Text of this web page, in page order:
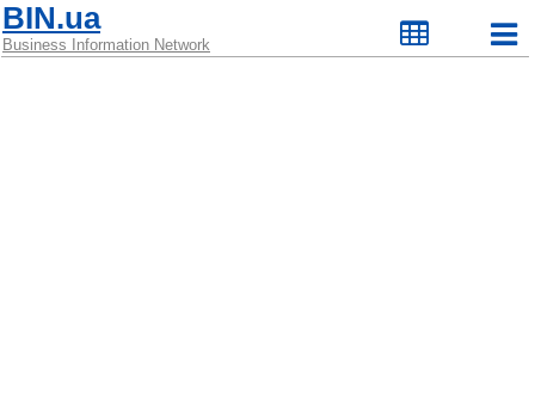
BIN.ua
Business Information Network